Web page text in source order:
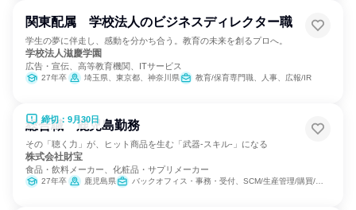
関東配属 学校法人のビジネスディレクター職
学生の夢に伴走し、感動を分かち合う。教育の未来を創るプロへ。
学校法人滋慶学園
広告・宣伝、高等教育機関、ITサービス
27年卒 埼玉県、東京都、神奈川県 教育/保育専門職、人事、広報/IR
締切：9月30日
総合職 鹿児島勤務
その「聴く力」が、ヒット商品を生む「武器-スキル-」になる
株式会社財宝
食品・飲料メーカー、化粧品・サプリメーカー
27年卒 鹿児島県 バックオフィス・事務・受付、SCM/生産管理/購買/物流、人事、総務、広報/IR